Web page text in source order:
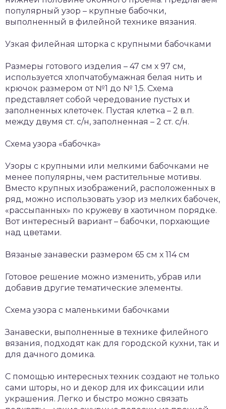
популярный узор – крупные бабочки,
выполненный в филейной технике вязания.
Узкая филейная шторка с крупными бабочками
Размеры готового изделия – 47 см х 97 см,
используется хлопчатобумажная белая нить и
крючок размером от №1 до № 1,5. Схема
представляет собой чередование пустых и
заполненных клеточек. Пустая клетка – 2 в.п.
между двумя ст. с/н, заполненная – 2 ст. с/н.
Схема узора «бабочка»
Узоры с крупными или мелкими бабочками не
менее популярны, чем растительные мотивы.
Вместо крупных изображений, расположенных в
ряд, можно использовать узор из мелких бабочек,
«рассыпанных» по кружеву в хаотичном порядке.
Вот интересный вариант – бабочки, порхающие
над цветами.
Вязаные занавески размером 65 см х 114 см
Готовое решение можно изменить, убрав или
добавив другие тематические элементы.
Схема узора с маленькими бабочками
Занавески, выполненные в технике филейного
вязания, подходят как для городской кухни, так и
для дачного домика.
С помощью интересных техник создают не только
сами шторы, но и декор для их фиксации или
украшения. Легко и быстро можно связать